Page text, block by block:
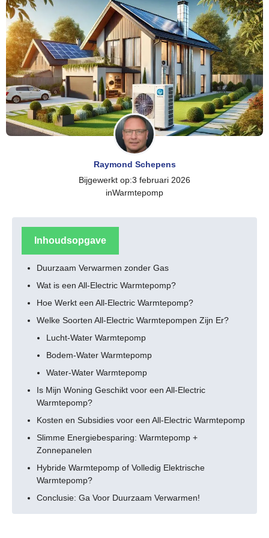
Raymond Schepens
Bijgewerkt op:3 februari 2026
inWarmtepomp
Inhoudsopgave
Duurzaam Verwarmen zonder Gas
Wat is een All-Electric Warmtepomp?
Hoe Werkt een All-Electric Warmtepomp?
Welke Soorten All-Electric Warmtepompen Zijn Er?
Lucht-Water Warmtepomp
Bodem-Water Warmtepomp
Water-Water Warmtepomp
Is Mijn Woning Geschikt voor een All-Electric
Warmtepomp?
Kosten en Subsidies voor een All-Electric Warmtepomp
Slimme Energiebesparing: Warmtepomp +
Zonnepanelen
Hybride Warmtepomp of Volledig Elektrische
Warmtepomp?
Conclusie: Ga Voor Duurzaam Verwarmen!